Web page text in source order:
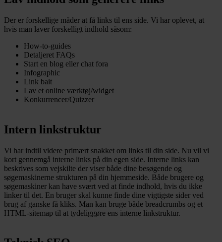
Der er forskellige måder at få links til ens side. Vi har oplevet, at
hvis man laver forskelligt indhold såsom:
How-to-guides
Detaljeret FAQs
Start en blog eller chat fora
Infographic
Link bait
Lav et online værktøj/widget
Konkurrencer/Quizzer
Intern linkstruktur
Vi har indtil videre primært snakket om links til din side. Nu vil vi
kort gennemgå interne links på din egen side. Interne links kan
beskrives som vejskilte der viser både dine besøgende og
søgemaskinerne strukturen på din hjemmeside. Både brugere og
søgemaskiner kan have svært ved at finde indhold, hvis du ikke
linker til det. En bruger skal kunne finde dine vigtigste sider ved
brug af ganske få kliks. Man kan bruge både breadcrumbs og et
HTML-sitemap til at tydeliggøre ens interne linkstruktur.